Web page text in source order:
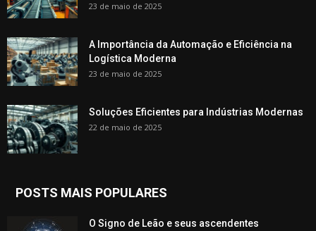
23 de maio de 2025
A Importância da Automação e Eficiência na
Logística Moderna
23 de maio de 2025
Soluções Eficientes para Indústrias Modernas
22 de maio de 2025
POSTS MAIS POPULARES
O Signo de Leão e seus ascendentes